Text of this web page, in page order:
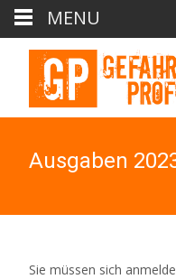
Ausgaben
Sie müssen sich
MENU